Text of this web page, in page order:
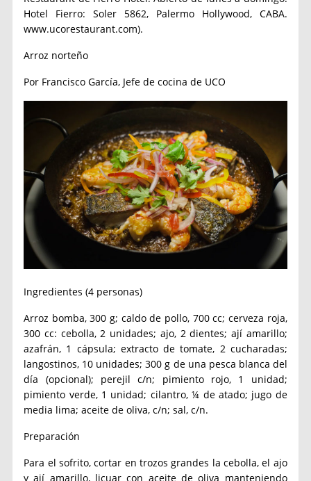
Hotel Fierro: Soler 5862, Palermo Hollywood, CABA.
www.ucorestaurant.com).
Arroz norteño
Por Francisco García, Jefe de cocina de UCO
Ingredientes (4 personas)
Arroz bomba, 300 g; caldo de pollo, 700 cc; cerveza roja,
300 cc: cebolla, 2 unidades; ajo, 2 dientes; ají amarillo;
azafrán, 1 cápsula; extracto de tomate, 2 cucharadas;
langostinos, 10 unidades; 300 g de una pesca blanca del
día (opcional); perejil c/n; pimiento rojo, 1 unidad;
pimiento verde, 1 unidad; cilantro, ¼ de atado; jugo de
media lima; aceite de oliva, c/n; sal, c/n.
Preparación
Para el sofrito, cortar en trozos grandes la cebolla, el ajo
y ají amarillo, licuar con aceite de oliva manteniendo